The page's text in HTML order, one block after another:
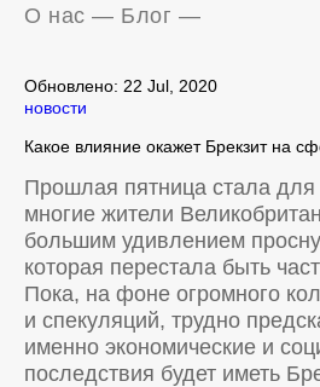
О нас — Блог —
Обновлено: 22 Jul, 2020
новости
Какое влияние окажет Брекзит на
Прошлая пятница стала для
многие жители
большим удивлением
которая перестала быть
Пока, на фоне огромного
и спекуляций, трудно
именно экономические и
последствия будет иметь